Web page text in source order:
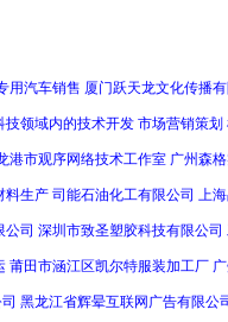
用汽车销售 厦门跃天龙文化传播有
技领域内的技术开发 市场营销策划
港市观序网络技术工作室 广州森
料生产 司能石油化工有限公司 上
公司 深圳市致圣塑胶科技有限公司
莆田市涵江区凯尔特服装加工厂
黑龙江省辉晕互联网广告有限公